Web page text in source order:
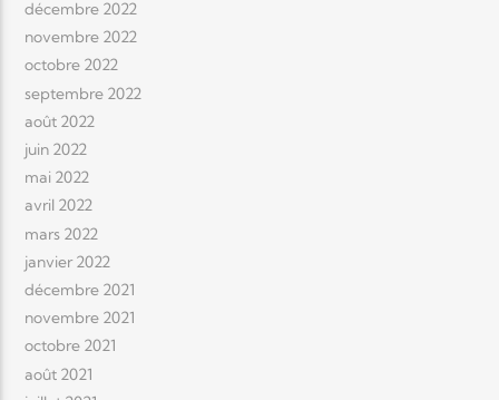
décembre 2022
novembre 2022
octobre 2022
septembre 2022
août 2022
juin 2022
mai 2022
avril 2022
mars 2022
janvier 2022
décembre 2021
novembre 2021
octobre 2021
août 2021